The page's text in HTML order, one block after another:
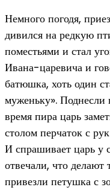
Немного погодя,
дивился на редкую
поместьями и стал
Ивана-царевича и
батюшка, хоть один
муженьку».
время пира царь
столом перчаток с
И спрашивает царь у
отвечали, что
привезли петушка с